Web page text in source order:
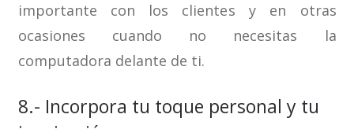
importante con los clientes y en otras
ocasiones cuando no necesitas la
computadora delante de ti.
8.- Incorpora tu toque personal y tu